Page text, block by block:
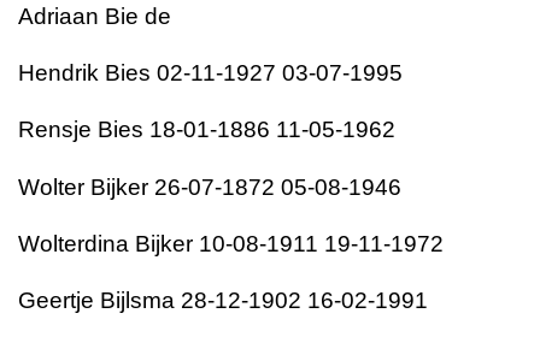
Adriaan Bie de
Hendrik Bies 02-11-1927 03-07-1995
Rensje Bies 18-01-1886 11-05-1962
Wolter Bijker 26-07-1872 05-08-1946
Wolterdina Bijker 10-08-1911 19-11-1972
Geertje Bijlsma 28-12-1902 16-02-1991